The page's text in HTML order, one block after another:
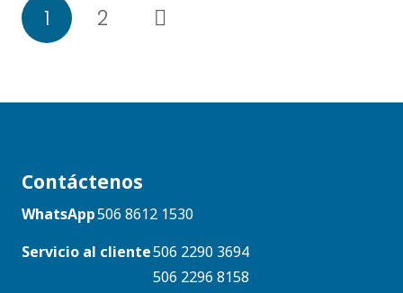
1 2
Contáctenos
WhatsApp506 8612 1530
Servicio al cliente506 2290 3694
506 2296 8158